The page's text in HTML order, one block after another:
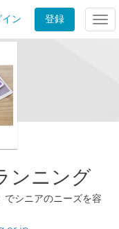
イン 登録
ンニング
シニアのニーズを容